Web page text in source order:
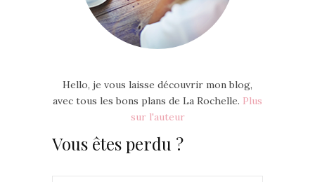
Hello, je vous laisse découvrir mon blog,
avec tous les bons plans de La Rochelle. Plus
sur l'auteur
Vous êtes perdu ?